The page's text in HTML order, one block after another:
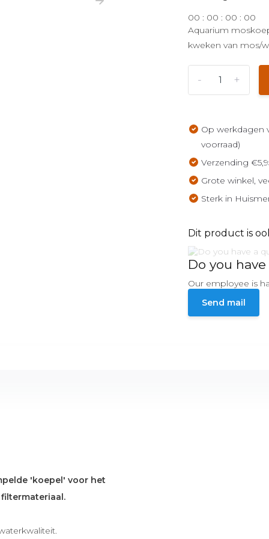
00 : 00 : 00 : 00
Aquarium
kweken van mos/
+
-
Op werkdagen
voorraad)
Verzending
Grote winkel,
Sterk in
Dit product is
Do you
Our employee is
Send mail
'koepel' voor het